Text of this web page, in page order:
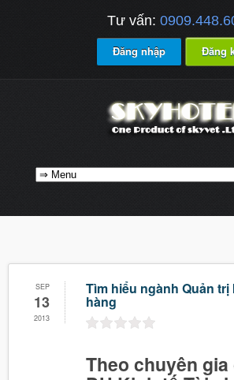
Tư vấn:
Đăng nhập Đăng
SEP
13
2013
Tìm hiểu ngành Quản
hàng
Theo chuyên gia